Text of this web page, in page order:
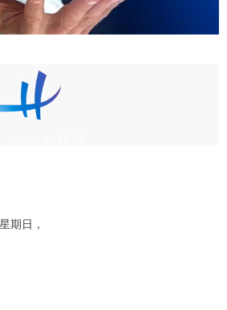
期日，